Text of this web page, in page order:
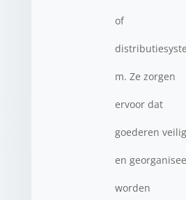
of
m. Ze zorgen
ervoor dat
goederen veilig
en
worden